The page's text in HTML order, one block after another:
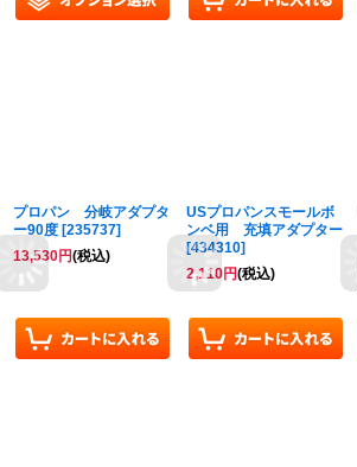
プロパン 分岐アダプタ
ー90度 [235737]
13,530円(税込)
USプロパンスモールボ
ンベ用 充填アダプター
[434310]
2,110円(税込)